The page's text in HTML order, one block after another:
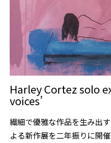
Harley Cortez solo
voices’
繊細で優雅な作品を生み出
よる新作展を二年振りに開催